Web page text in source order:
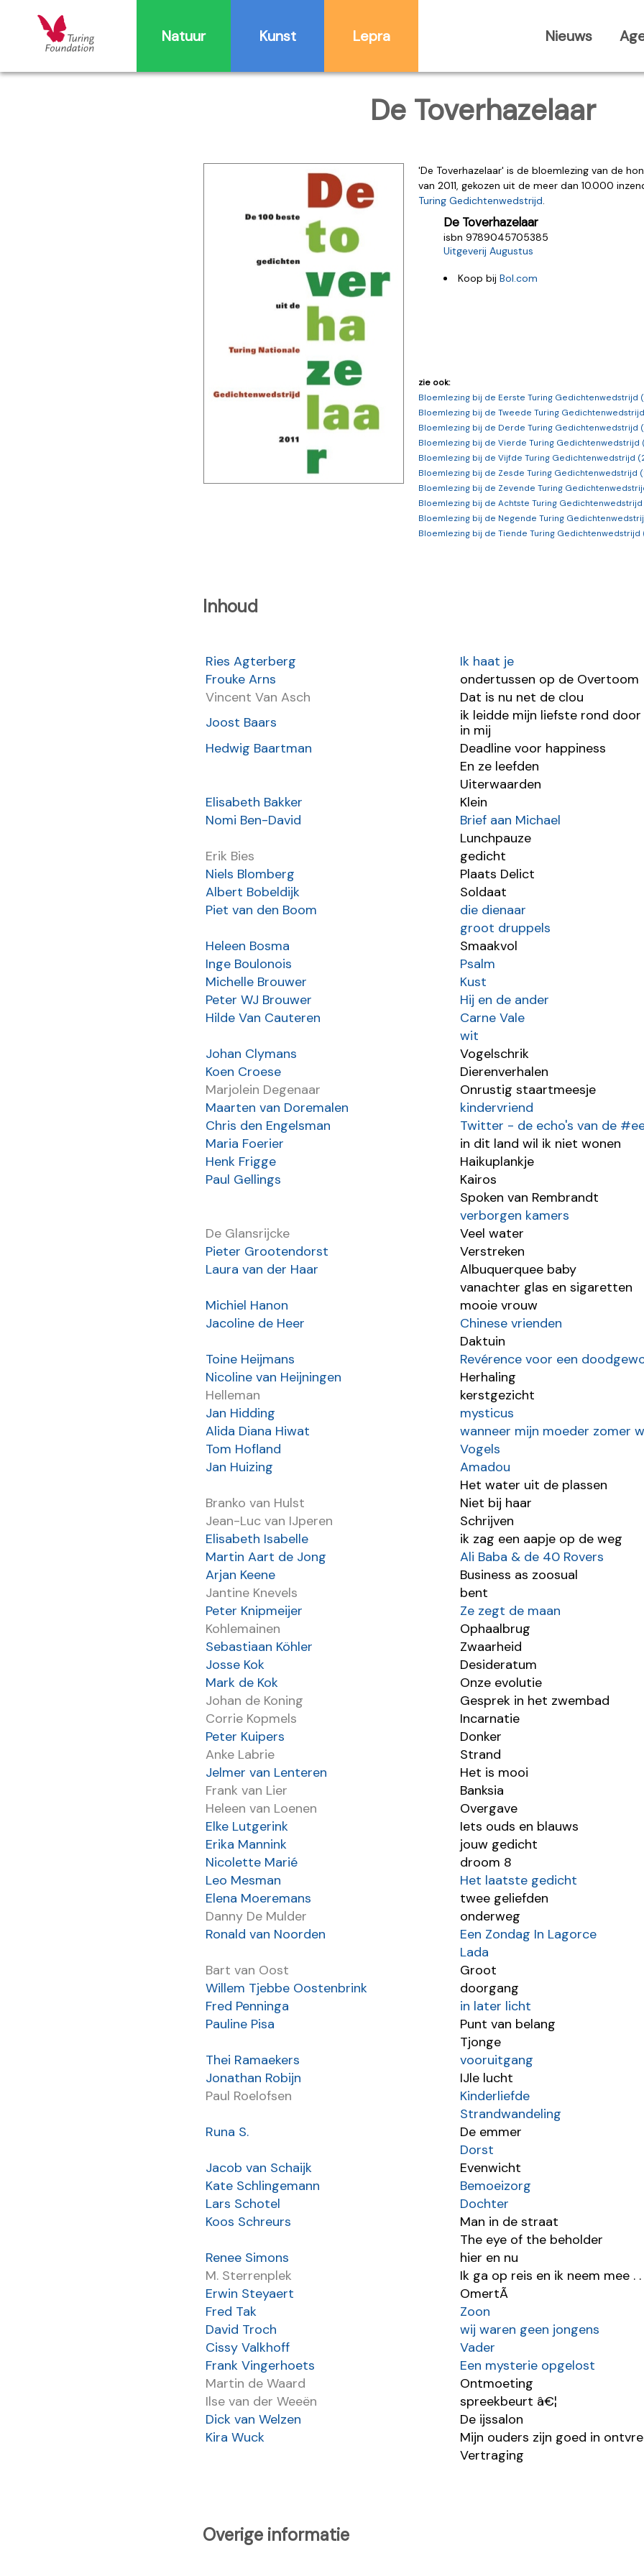
Natuur Kunst Lepra Nieuws
De Toverhazelaar
'De Toverhazelaar' is de bloemlezing van de
van 2011, gekozen uit de meer dan 10.000
Turing Gedichtenwedstrijd
De Toverhazelaar
isbn 9789045705385
Uitgeverij Augustus
Koop bij Bol.com
zie ook:
Bloemlezing bij de Eerste Turing Gedichtenwedstrijd
Bloemlezing bij de Tweede Turing
Bloemlezing bij de Derde Turing Gedichtenwedstrijd
Bloemlezing bij de Vierde Turing Gedichtenwedstrijd
Bloemlezing bij de Vijfde Turing Gedichtenwedstrijd
Bloemlezing bij de Zesde Turing Gedichtenwedstrijd
Bloemlezing bij de Zevende Turing
Bloemlezing bij de Achtste Turing Gedichtenwedstrijd
Bloemlezing bij de Negende Turing
Bloemlezing bij de Tiende Turing Gedichtenwedstrijd
Inhoud
Ries Agterberg
Ik haat je
Frouke Arns
ondertussen op de Overtoom
Vincent Van Asch
Dat is nu net de clou
Joost Baars
ik leidde mijn liefste rond
in mij
Hedwig Baartman
Deadline voor happiness
En ze leefden
Uiterwaarden
Elisabeth Bakker
Klein
Nomi Ben-David
Brief aan Michael
Lunchpauze
Erik Bies
gedicht
Niels Blomberg
Plaats Delict
Albert Bobeldijk
Soldaat
Piet van den Boom
die dienaar
groot druppels
Heleen Bosma
Smaakvol
Inge Boulonois
Psalm
Michelle Brouwer
Kust
Peter WJ Brouwer
Hij en de ander
Hilde Van Cauteren
Carne Vale
wit
Johan Clymans
Vogelschrik
Koen Croese
Dierenverhalen
Marjolein Degenaar
Onrustig staartmeesje
Maarten van Doremalen
kindervriend
Chris den Engelsman
Twitter - de echo's van de
Maria Foerier
in dit land wil ik niet wonen
Henk Frigge
Haikuplankje
Paul Gellings
Kairos
Spoken van Rembrandt
verborgen kamers
De Glansrijcke
Veel water
Pieter Grootendorst
Verstreken
Laura van der Haar
Albuquerquee baby
vanachter glas en sigaretten
Michiel Hanon
mooie vrouw
Jacoline de Heer
Chinese vrienden
Daktuin
Toine Heijmans
Revérence voor een
Nicoline van Heijningen
Herhaling
Helleman
kerstgezicht
Jan Hidding
mysticus
Alida Diana Hiwat
wanneer mijn moeder zomer
Tom Hofland
Vogels
Jan Huizing
Amadou
Het water uit de plassen
Branko van Hulst
Niet bij haar
Jean-Luc van IJperen
Schrijven
Elisabeth Isabelle
ik zag een aapje op de weg
Martin Aart de Jong
Ali Baba & de 40 Rovers
Arjan Keene
Business as zoosual
Jantine Knevels
bent
Peter Knipmeijer
Ze zegt de maan
Kohlemainen
Ophaalbrug
Sebastiaan Köhler
Zwaarheid
Josse Kok
Desideratum
Mark de Kok
Onze evolutie
Johan de Koning
Gesprek in het zwembad
Corrie Kopmels
Incarnatie
Peter Kuipers
Donker
Anke Labrie
Strand
Jelmer van Lenteren
Het is mooi
Frank van Lier
Banksia
Heleen van Loenen
Overgave
Elke Lutgerink
Iets ouds en blauws
Erika Mannink
jouw gedicht
Nicolette Marié
droom 8
Leo Mesman
Het laatste gedicht
Elena Moeremans
twee geliefden
Danny De Mulder
onderweg
Ronald van Noorden
Een Zondag In Lagorce
Lada
Bart van Oost
Groot
Willem Tjebbe Oostenbrink
doorgang
Fred Penninga
in later licht
Pauline Pisa
Punt van belang
Tjonge
Thei Ramaekers
vooruitgang
Jonathan Robijn
IJle lucht
Paul Roelofsen
Kinderliefde
Strandwandeling
Runa S.
De emmer
Dorst
Jacob van Schaijk
Evenwicht
Kate Schlingemann
Bemoeizorg
Lars Schotel
Dochter
Koos Schreurs
Man in de straat
The eye of the beholder
Renee Simons
hier en nu
M. Sterrenplek
Ik ga op reis en ik neem mee . .
Erwin Steyaert
OmertÃ
Fred Tak
Zoon
David Troch
wij waren geen jongens
Cissy Valkhoff
Vader
Frank Vingerhoets
Een mysterie opgelost
Martin de Waard
Ontmoeting
Ilse van der Weeën
spreekbeurt â€¦
Dick van Welzen
De ijssalon
Kira Wuck
Mijn ouders zijn goed in
Vertraging
Overige informatie